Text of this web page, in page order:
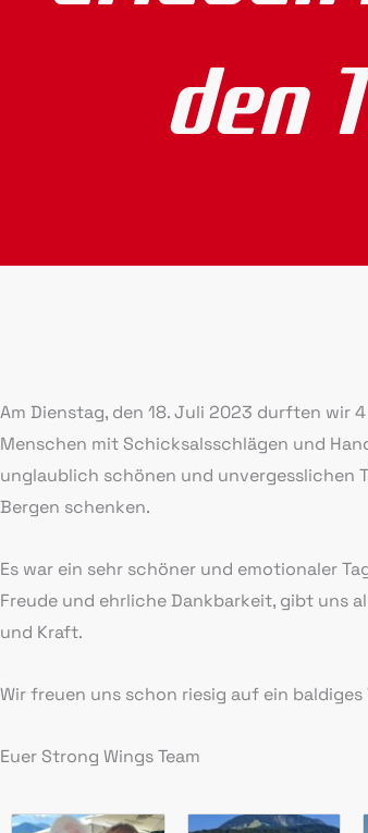
den
Am Dienstag, den 18. Juli 2023 durften wir
Menschen mit Schicksalsschlägen und
unglaublich schönen und unvergesslichen
Bergen schenken.
Es war ein sehr schöner und emotionaler
Freude und ehrliche Dankbarkeit, gibt uns
und Kraft.
Wir freuen uns schon riesig auf ein baldiges
Euer Strong Wings Team